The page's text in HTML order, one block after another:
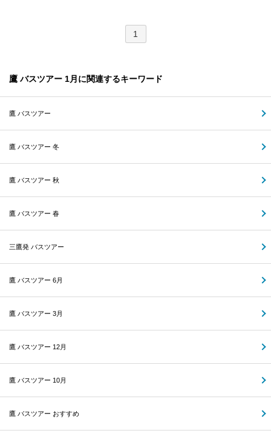
1
鷹 バスツアー 1月に関連するキーワード
鷹 バスツアー
鷹 バスツアー 冬
鷹 バスツアー 秋
鷹 バスツアー 春
三鷹発 バスツアー
鷹 バスツアー 6月
鷹 バスツアー 3月
鷹 バスツアー 12月
鷹 バスツアー 10月
鷹 バスツアー おすすめ